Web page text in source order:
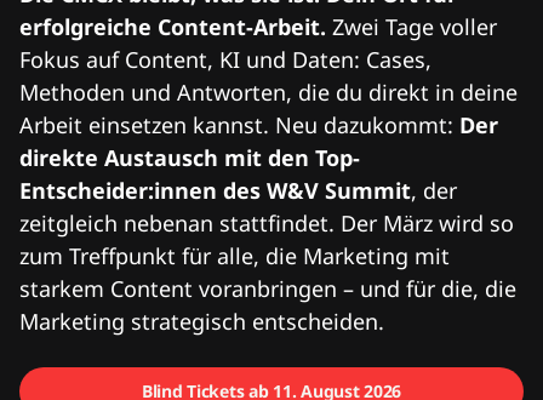
erfolgreiche Content-Arbeit. Zwei Tage voller
Fokus auf Content, KI und Daten: Cases,
Methoden und Antworten, die du direkt in deine
Arbeit einsetzen kannst. Neu dazukommt: Der
direkte Austausch mit den Top-
Entscheider:innen des W&V Summit, der
zeitgleich nebenan stattfindet. Der März wird so
zum Treffpunkt für alle, die Marketing mit
starkem Content voranbringen – und für die, die
Marketing strategisch entscheiden.
Blind Tickets ab 11. August 2026